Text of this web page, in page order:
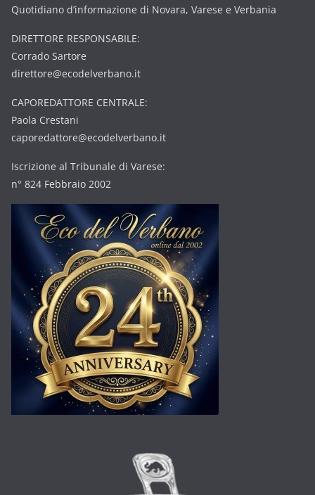
Quotidiano d’informazione di Novara, Varese e Verbania
DIRETTORE RESPONSABILE:
Corrado Sartore
direttore@ecodelverbano.it
CAPOREDATTORE CENTRALE:
Paola Crestani
caporedattore@ecodelverbano.it
Iscrizione al Tribunale di Varese:
n° 824 Febbraio 2002